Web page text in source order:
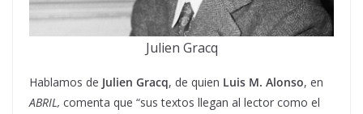
Julien Gracq
Hablamos de Julien Gracq, de quien Luis M. Alonso, en
ABRIL, comenta que “sus textos llegan al lector como el